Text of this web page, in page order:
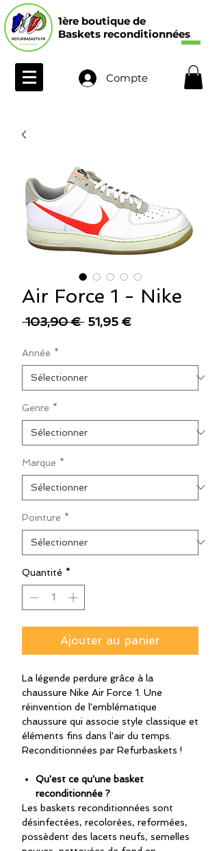
1ère boutique de
Baskets reconditionnées
Compte
Air Force 1 - Nike
103,90 € Prix
51,95 €Prix
Année *
Genre *
Marque *
Pointure *
Quantité *
Ajouter au panier
La légende perdure grâce à la
chaussure Nike Air Force 1. Une
réinvention de l'emblématique
chaussure qui associe style classique et
éléments fins dans l'air du temps.
Reconditionnées par Refurbaskets !
Qu'est ce qu'une basket
reconditionnée ?
Les baskets reconditionnées sont
désinfectées, recolorées, reformées,
possèdent des lacets neufs, semelles